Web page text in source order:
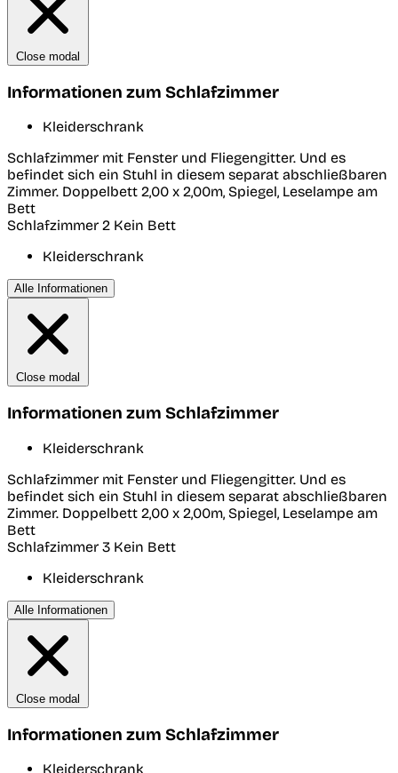
Close modal
Informationen zum Schlafzimmer
Kleiderschrank
Schlafzimmer mit Fenster und Fliegengitter. Und es
befindet sich ein Stuhl in diesem separat abschließbaren
Zimmer. Doppelbett 2,00 x 2,00m, Spiegel, Leselampe am
Bett
Schlafzimmer 2 Kein Bett
Kleiderschrank
Alle Informationen
Close modal
Informationen zum Schlafzimmer
Kleiderschrank
Schlafzimmer mit Fenster und Fliegengitter. Und es
befindet sich ein Stuhl in diesem separat abschließbaren
Zimmer. Doppelbett 2,00 x 2,00m, Spiegel, Leselampe am
Bett
Schlafzimmer 3 Kein Bett
Kleiderschrank
Alle Informationen
Close modal
Informationen zum Schlafzimmer
Kleiderschrank